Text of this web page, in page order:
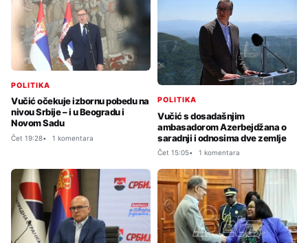
POLITIKA
Vučić očekuje izbornu pobedu na
nivou Srbije – i u Beogradu i
Novom Sadu
Čet 19:28 1 komentara
POLITIKA
Vučić s dosadašnjim
ambasadorom Azerbejdžana o
saradnji i odnosima dve zemlje
Čet 15:05 1 komentara